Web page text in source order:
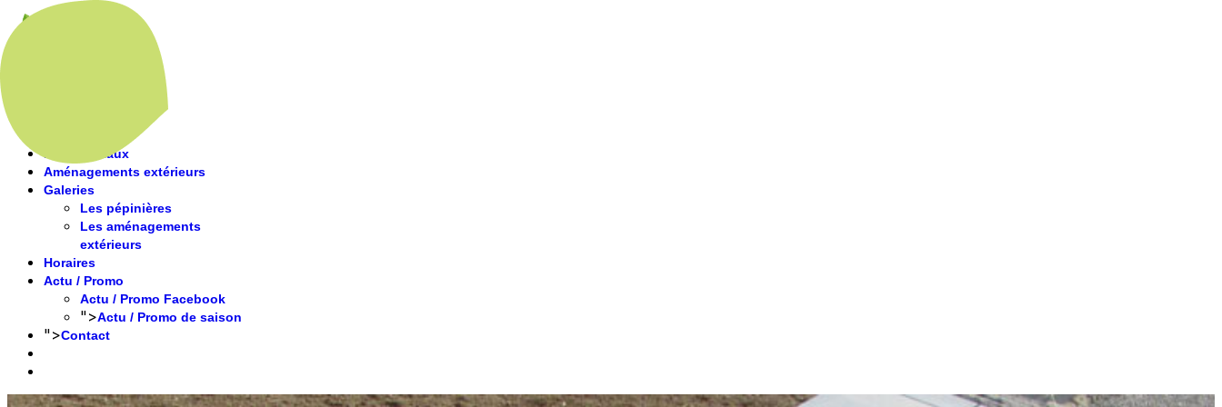
Nos végétaux
Aménagements extérieurs
Galeries
Les pépinières
Les aménagements
extérieurs
Horaires
Actu / Promo
Actu / Promo Facebook
">Actu / Promo de saison
">Contact